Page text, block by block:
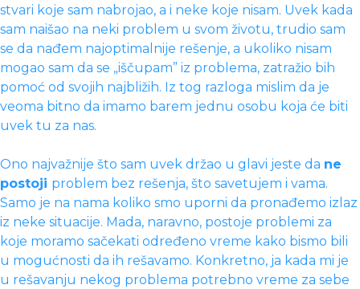
stvari koje sam nabrojao, a i neke koje nisam. Uvek kada
sam naišao na neki problem u svom životu, trudio sam
se da nađem najoptimalnije rešenje, a ukoliko nisam
mogao sam da se „iščupam” iz problema, zatražio bih
pomoć od svojih najbližih. Iz tog razloga mislim da je
veoma bitno da imamo barem jednu osobu koja će biti
uvek tu za nas.
Ono najvažnije što sam uvek držao u glavi jeste da ne
postoji problem bez rešenja, što savetujem i vama.
Samo je na nama koliko smo uporni da pronađemo izlaz
iz neke situacije. Mada, naravno, postoje problemi za
koje moramo sačekati određeno vreme kako bismo bili
u mogućnosti da ih rešavamo. Konkretno, ja kada mi je
u rešavanju nekog problema potrebno vreme za sebe